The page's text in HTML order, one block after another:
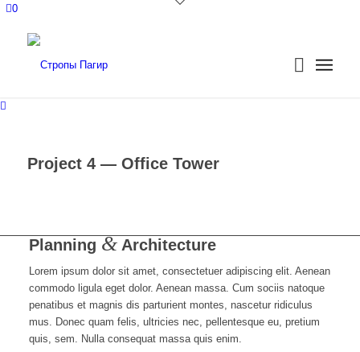
0
Project 4 — Office Tower
Planning &Architecture
Lorem ipsum dolor sit amet, consectetuer adipiscing elit. Aenean
commodo ligula eget dolor. Aenean massa. Cum sociis natoque
penatibus et magnis dis parturient montes, nascetur ridiculus
mus. Donec quam felis, ultricies nec, pellentesque eu, pretium
quis, sem. Nulla consequat massa quis enim.